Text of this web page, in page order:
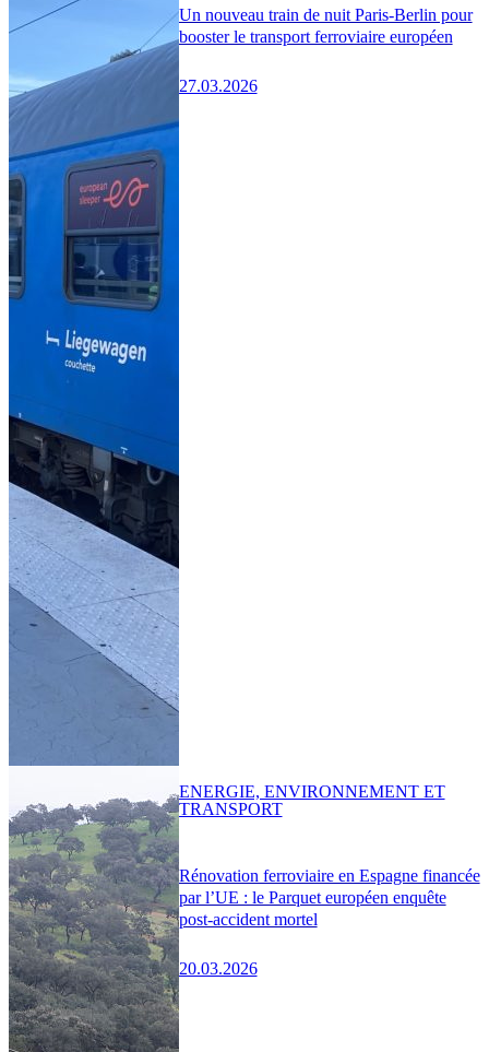
Un nouveau train de nuit Paris-Berlin pour
booster le transport ferroviaire européen
27.03.2026
Rénovation ferroviaire en Espagne financée
par l’UE : le Parquet européen enquête
post-accident mortel
20.03.2026
ENERGIE, ENVIRONNEMENT ET
TRANSPORT